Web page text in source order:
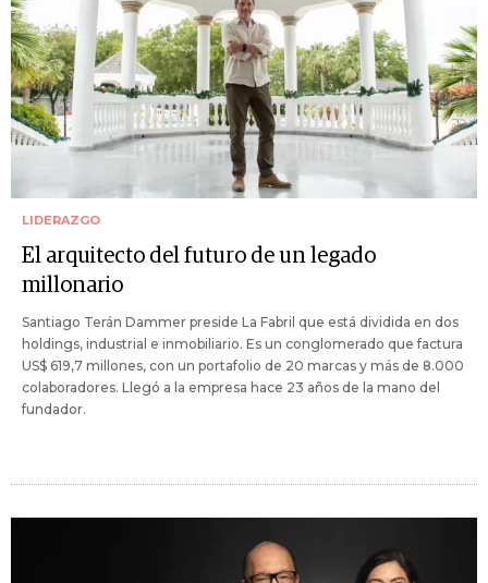
LIDERAZGO
El arquitecto del futuro de un legado
millonario
Santiago Terán Dammer preside La Fabril que está dividida en dos
holdings, industrial e inmobiliario. Es un conglomerado que factura
US$ 619,7 millones, con un portafolio de 20 marcas y más de 8.000
colaboradores. Llegó a la empresa hace 23 años de la mano del
fundador.